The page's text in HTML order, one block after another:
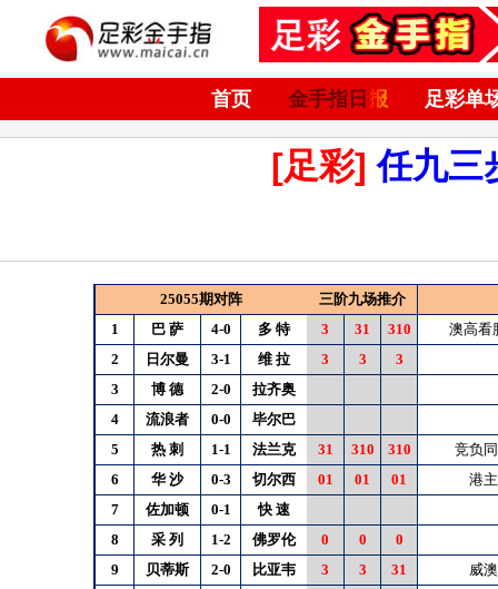
首页 金手指日报 足彩单
[足彩]任九三
25055期对阵
三阶九场推介
1
巴 萨 4-0 多 特 3 31 310
澳高看
2
日尔曼 3-1 维 拉 3 3
3
3
博 德 2-0
拉齐奥
4
流浪者 0-0
毕尔巴
5
热 刺 1-1 法兰克 31 310 310
竞负
6
华 沙 0-3 切尔西 01 01 01
港
7
佐加顿 0-1 快 速
8
采 列 1-2 佛罗伦 0 0
0
9
贝蒂斯 2-0 比亚韦 3 3 31
威